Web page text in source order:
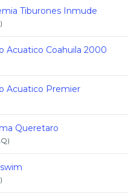
Tiburones Inmude
)
Acuatico Coahuila 2000
Acuatico Premier
Queretaro
)
)